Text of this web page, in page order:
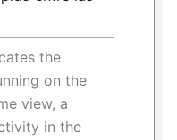
the
on the
view, a
in the